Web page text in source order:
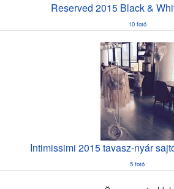
Reserved 2015 Black &
10 fotó
Intimissimi 2015 tavasz-nyár
5 fotó